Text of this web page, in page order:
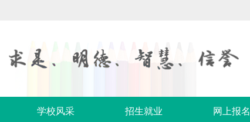
学校风采 招生就业 网上报名